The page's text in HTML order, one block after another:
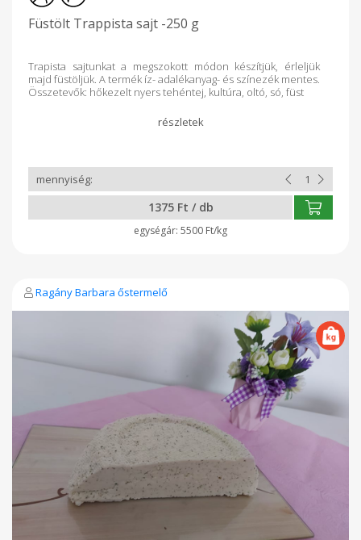
Füstölt Trappista sajt -250 g
Trapista sajtunkat a megszokott módon készítjük, érleljük
majd füstöljük. A termék íz- adalékanyag- és színezék mentes.
Összetevők: hőkezelt nyers tehéntej, kultúra, oltó, só, füst
1375 Ft / db
5500 Ft/kg
Ragány Barbara őstermelő